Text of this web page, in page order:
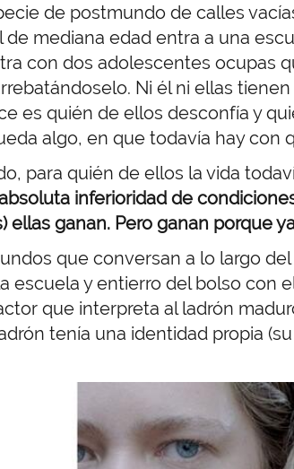
de postmundo de calles
de mediana edad entra a una
con dos adolescentes ocupas
Ni él ni ellas
es quién de ellos desconfía y
algo, en que todavía hay con
para quién de ellos la vida
inferioridad de
ellas ganan. Pero ganan porque
que conversan a lo largo
escuela y entierro del bolso con
que interpreta al ladrón
tenía una identidad propia